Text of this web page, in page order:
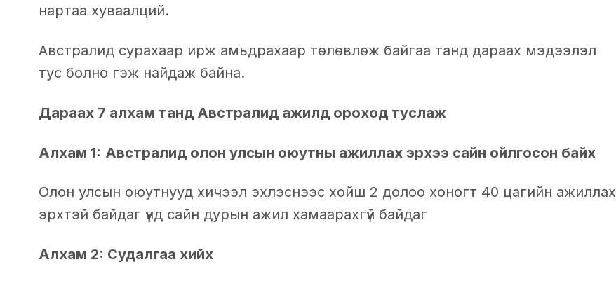
нартаа хуваалций.
Австралид сурахаар ирж амьдрахаар төлөвлөж байгаа танд дараах мэдээлэл
тус болно гэж найдаж байна.
Дараах 7 алхам танд Австралид ажилд ороход туслаж
Алхам 1: Австралид олон улсын оюутны ажиллах эрхээ сайн ойлгосон байх
Олон улсын оюутнууд хичээл эхлэснээс хойш 2 долоо хоногт 40 цагийн ажиллах
эрхтэй байдаг үүнд сайн дурын ажил хамаарахгүй байдаг
Алхам 2: Судалгаа хийх